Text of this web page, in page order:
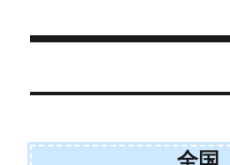
稿
ナ
全国